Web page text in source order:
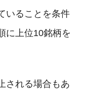
いることを条件
に上位10銘柄を
される場合もあ